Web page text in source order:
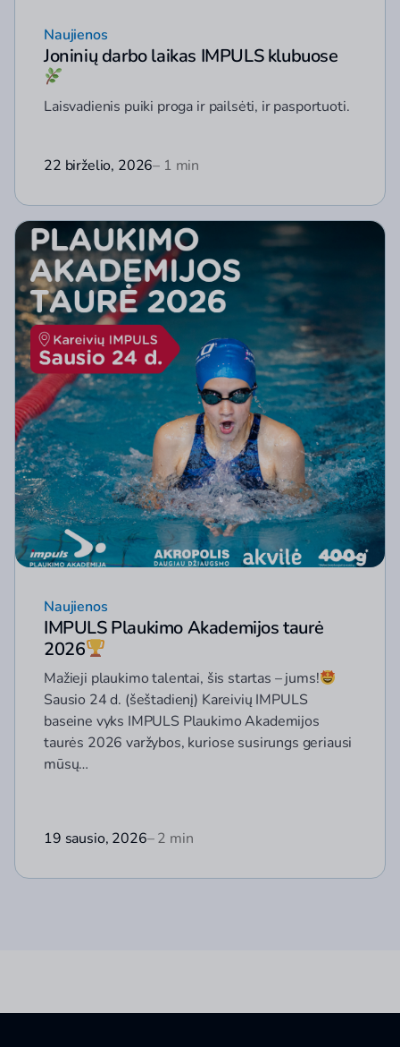
Naujienos
Joninių darbo laikas IMPULS klubuose
Laisvadienis puiki proga ir pailsėti, ir pasportuoti.
22 birželio, 2026– 1 min
Naujienos
IMPULS Plaukimo Akademijos taurė
2026
Mažieji plaukimo talentai, šis startas – jums!
Sausio 24 d. (šeštadienį) Kareivių IMPULS
baseine vyks IMPULS Plaukimo Akademijos
taurės 2026 varžybos, kuriose susirungs geriausi
mūsų…
19 sausio, 2026– 2 min